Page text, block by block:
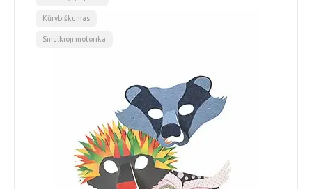
Kūrybiškumas
Smulkioji motorika